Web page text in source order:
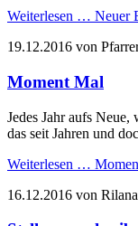
Weiterlesen … Neuer
19.12.2016 von
Moment Mal
Jedes Jahr aufs
das seit Jahren und
Weiterlesen …
16.12.2016 von